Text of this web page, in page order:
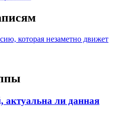
которая незаметно движет
актуальна ли данная